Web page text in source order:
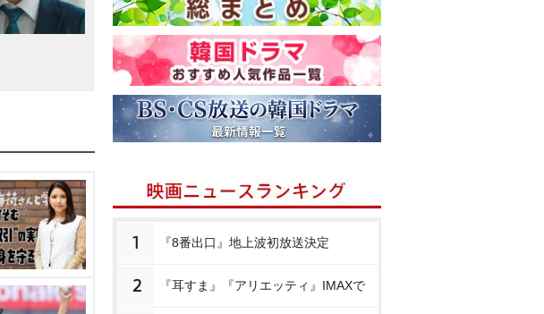
1 『8番出口』地上波初放送決定
2 『耳すま』『アリエッティ』IMAXで